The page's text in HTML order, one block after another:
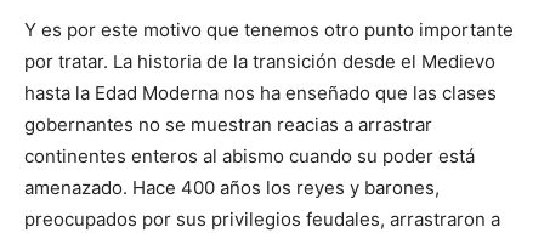
Y es por este motivo que tenemos otro punto importante
por tratar. La historia de la transición desde el Medievo
hasta la Edad Moderna nos ha enseñado que las clases
gobernantes no se muestran reacias a arrastrar
continentes enteros al abismo cuando su poder está
amenazado. Hace 400 años los reyes y barones,
preocupados por sus privilegios feudales, arrastraron a